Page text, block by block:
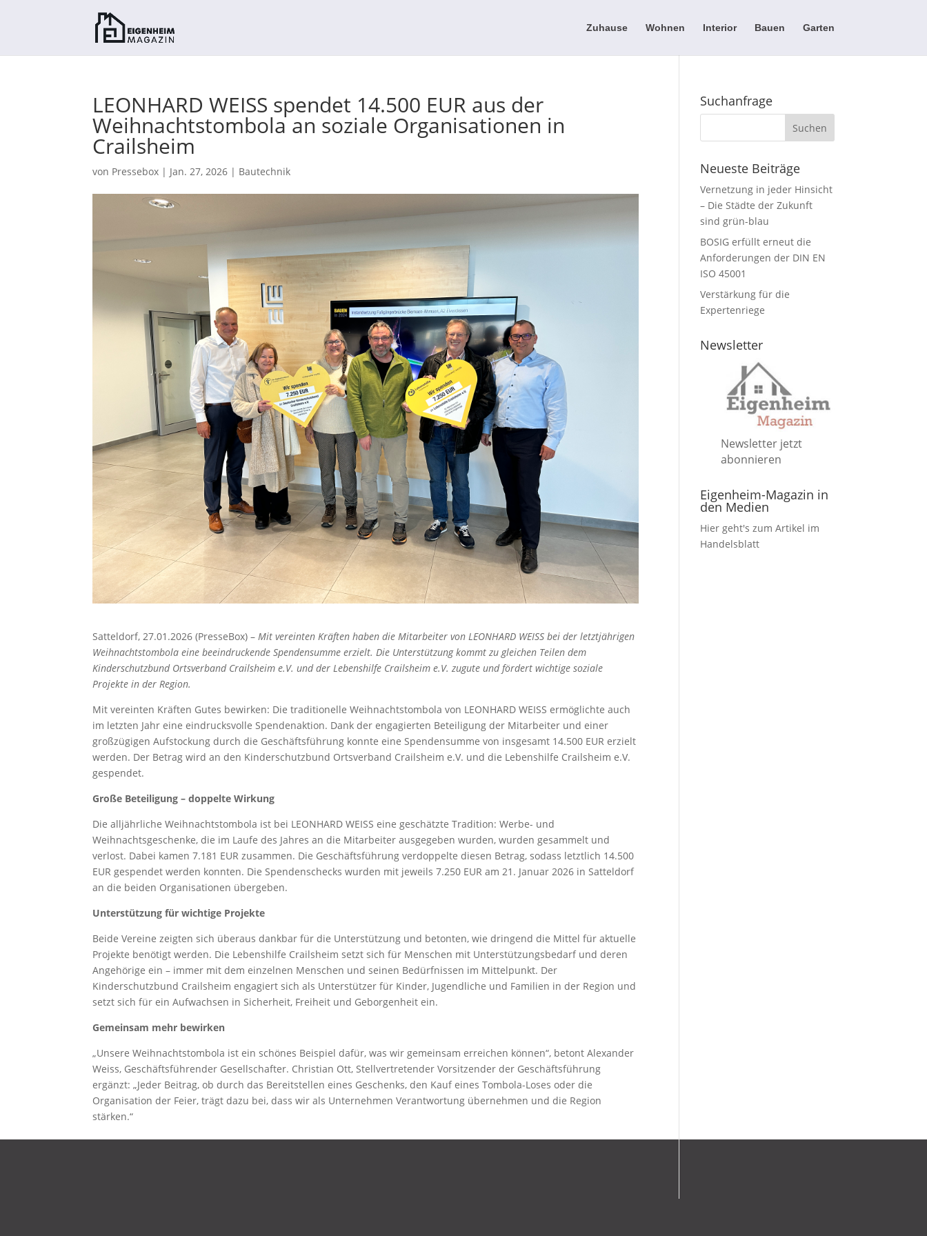
Zuhause Wohnen Interior Bauen Garten
LEONHARD WEISS spendet 14.500 EUR aus der
Weihnachtstombola an soziale Organisationen in
Crailsheim
von Pressebox | Jan. 27, 2026 | Bautechnik
Satteldorf, 27.01.2026 (PresseBox) – Mit vereinten Kräften haben die Mitarbeiter von LEONHARD WEISS bei der letztjährigen
Weihnachtstombola eine beeindruckende Spendensumme erzielt. Die Unterstützung kommt zu gleichen Teilen dem
Kinderschutzbund Ortsverband Crailsheim e.V. und der Lebenshilfe Crailsheim e.V. zugute und fördert wichtige soziale
Projekte in der Region.
Mit vereinten Kräften Gutes bewirken: Die traditionelle Weihnachtstombola von LEONHARD WEISS ermöglichte auch
im letzten Jahr eine eindrucksvolle Spendenaktion. Dank der engagierten Beteiligung der Mitarbeiter und einer
großzügigen Aufstockung durch die Geschäftsführung konnte eine Spendensumme von insgesamt 14.500 EUR erzielt
werden. Der Betrag wird an den Kinderschutzbund Ortsverband Crailsheim e.V. und die Lebenshilfe Crailsheim e.V.
gespendet.
Große Beteiligung – doppelte Wirkung
Die alljährliche Weihnachtstombola ist bei LEONHARD WEISS eine geschätzte Tradition: Werbe- und
Weihnachtsgeschenke, die im Laufe des Jahres an die Mitarbeiter ausgegeben wurden, wurden gesammelt und
verlost. Dabei kamen 7.181 EUR zusammen. Die Geschäftsführung verdoppelte diesen Betrag, sodass letztlich 14.500
EUR gespendet werden konnten. Die Spendenschecks wurden mit jeweils 7.250 EUR am 21. Januar 2026 in Satteldorf
an die beiden Organisationen übergeben.
Unterstützung für wichtige Projekte
Beide Vereine zeigten sich überaus dankbar für die Unterstützung und betonten, wie dringend die Mittel für aktuelle
Projekte benötigt werden. Die Lebenshilfe Crailsheim setzt sich für Menschen mit Unterstützungsbedarf und deren
Angehörige ein – immer mit dem einzelnen Menschen und seinen Bedürfnissen im Mittelpunkt. Der
Kinderschutzbund Crailsheim engagiert sich als Unterstützer für Kinder, Jugendliche und Familien in der Region und
setzt sich für ein Aufwachsen in Sicherheit, Freiheit und Geborgenheit ein.
Gemeinsam mehr bewirken
„Unsere Weihnachtstombola ist ein schönes Beispiel dafür, was wir gemeinsam erreichen können“, betont Alexander
Weiss, Geschäftsführender Gesellschafter. Christian Ott, Stellvertretender Vorsitzender der Geschäftsführung
ergänzt: „Jeder Beitrag, ob durch das Bereitstellen eines Geschenks, den Kauf eines Tombola-Loses oder die
Organisation der Feier, trägt dazu bei, dass wir als Unternehmen Verantwortung übernehmen und die Region
stärken.“
Suchanfrage
Neueste Beiträge
Vernetzung in jeder Hinsicht
– Die Städte der Zukunft
sind grün-blau
BOSIG erfüllt erneut die
Anforderungen der DIN EN
ISO 45001
Verstärkung für die
Expertenriege
Newsletter
Newsletter jetzt
abonnieren
Eigenheim-Magazin in
den Medien
Hier geht's zum Artikel im
Handelsblatt